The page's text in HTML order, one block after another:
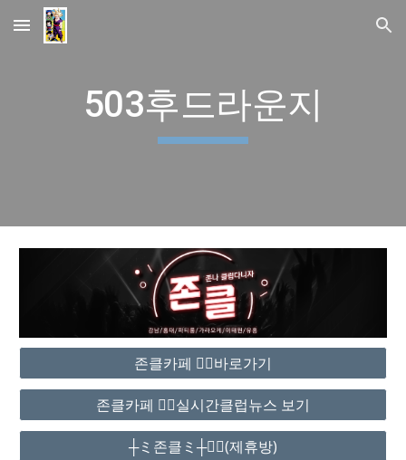
Skip to main content Skip to navigation
503후드라운지
존클카페 ❤️‍🔥바로가기
존클카페 ❤️‍🔥실시간클럽뉴스 보기
┼ミ존클ミ┼❤️‍🔥(제휴방)